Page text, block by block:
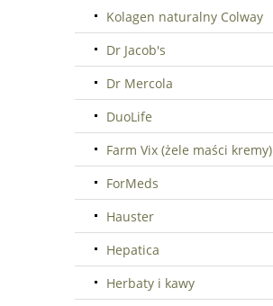
Kolagen naturalny Colway
Dr Jacob's
Dr Mercola
DuoLife
Farm Vix (żele maści kremy)
ForMeds
Hauster
Hepatica
Herbaty i kawy